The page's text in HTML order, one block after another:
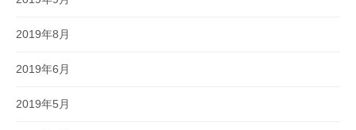
2019年8月
2019年6月
2019年5月